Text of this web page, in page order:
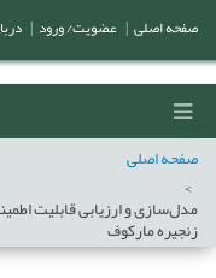
صفحه اصلی
مدل‌سازی و ارزیابی قابلیت
زنجیره مارکوف
صفحه اصلی عضویت/ ورود